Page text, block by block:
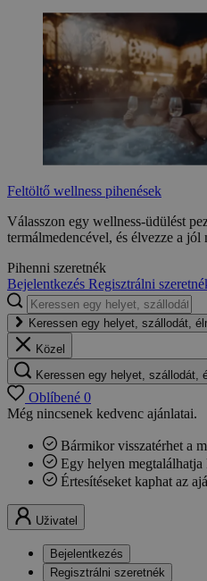
Feltöltő wellness pihenések
Válasszon egy wellness-üdülést
termálmedencével, és élvezze a jól
Pihenni szeretnék
Bejelentkezés Regisztrálni
Keressen egy helyet, szállodát,
Közel
Keressen egy helyet, szállodát,
Oblíbené 0
Még nincsenek kedvenc ajánlatai.
Bármikor visszatérhet a
Egy helyen megtalálhatja
Értesítéseket kaphat az
Uživatel
Bejelentkezés
Regisztrálni szeretnék